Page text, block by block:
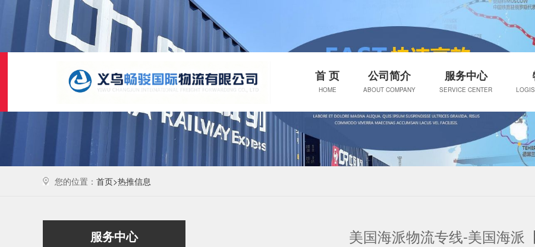
首 页
HOME
公司简介
ABOUT COMPANY
服务中心
SERVICE CENTER
您的位置： 首页>热推信息
服务中心 美国海派物流专线-美国海派